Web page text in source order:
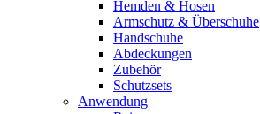
Hemden & Hosen
Armschutz & Überschuhe
Handschuhe
Abdeckungen
Zubehör
Schutzsets
Anwendung